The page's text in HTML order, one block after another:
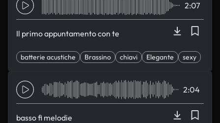
Il primo appuntamento con te
2:07
batterie acustiche Brassino chiavi Elegante sexy
basso fi melodie
2:04